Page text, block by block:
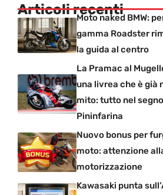
Articoli recenti
Moto naked BMW:
gamma Roadster
la guida al centro
La Pramac al
una livrea che è già
mito: tutto nel
Pininfarina
Nuovo bonus per
moto: attenzione
motorizzazione
Kawasaki punta